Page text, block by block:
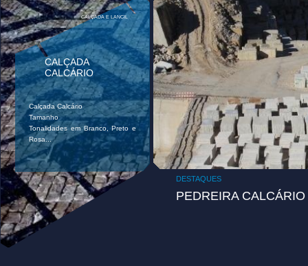
CALÇADA E LANCIL
CALÇADA
CALCÁRIO
Calçada Calcário
Tamanho
Tonalidades em Branco, Preto e
Rosa...
DESTAQUES
PEDREIRA CALCÁRIO